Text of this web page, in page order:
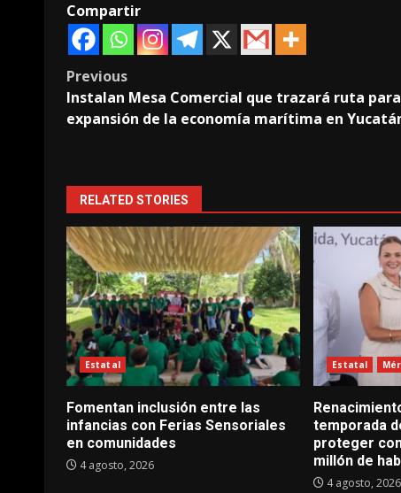
Compartir
Post
navigation
Previous
Instalan Mesa Comercial que trazará ruta para
expansión de la economía marítima en
RELATED STORIES
Estatal
Fomentan inclusión entre las
infancias con Ferias Sensoriales
en comunidades
4 agosto, 2026
Estatal
temporada
proteger
millón de
4 agosto, 2026